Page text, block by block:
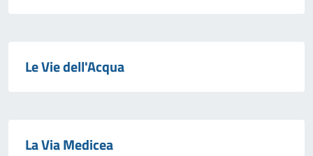
Le Vie dell'Acqua
La Via Medicea